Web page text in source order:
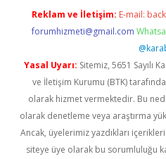
Reklam ve İletişim: E-mail:
forumhizmeti@gmail.com
Yasal Uyarı: Sitemiz, 5651 Sayılı
ve İletişim Kurumu (BTK)
olarak hizmet vermektedir. Bu
olarak denetleme veya araştırma
Ancak, üyelerimiz yazdıkları
siteye üye olarak bu sorumluluğu